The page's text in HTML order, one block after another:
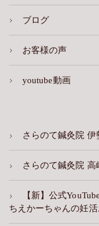
ブログ
お客様の声
youtube動画
さらのて鍼灸院 伊
さらのて鍼灸院 高
【新】公式
ちえかーちゃんの妊